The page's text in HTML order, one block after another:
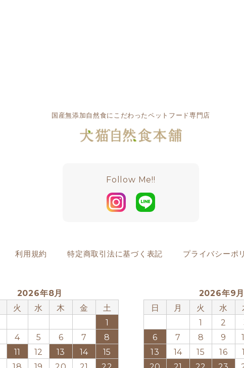
国産無添加自然食にこだわったペットフード専門店
Follow Me!!
利用規約 特定商取引法に基づく表記 プライバシーポ
2026年8月
火 水 木 金
土
1
4 5 6 7
8
11 12 13 14
15
2026年9月
日
月 火 水
1
2
6
7 8 9
13
14 15 16